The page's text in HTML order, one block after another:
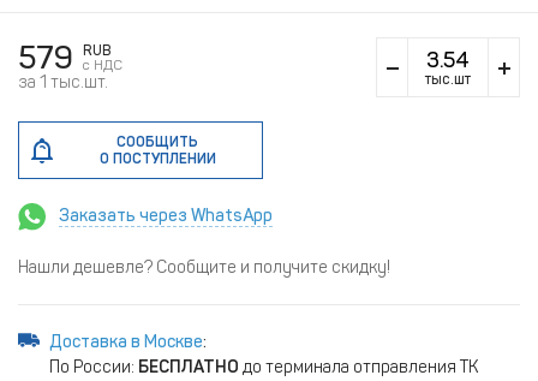
579
RUB
c НДС
за 1 тыс.шт. тыс.шт
СООБЩИТЬ
О ПОСТУПЛЕНИИ
Заказать через WhatsApp
Нашли дешевле? Сообщите и получите скидку!
Доставка в Москве:
По России: БЕСПЛАТНО до терминала отправления ТК